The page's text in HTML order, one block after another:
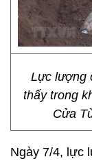
Lực lượng
thấy trong
Cửa
Ngày 7/4, lực